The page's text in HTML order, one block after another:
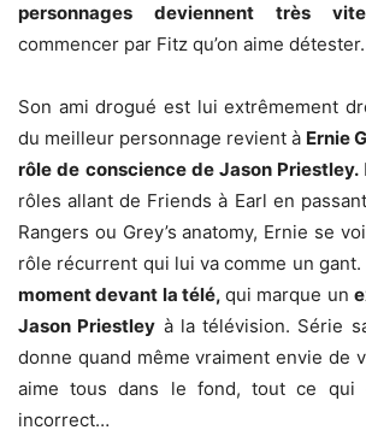
personnages deviennent très
commencer par Fitz qu’on aime détester.
Son ami drogué est lui extrêmement
du meilleur personnage revient à Ernie
rôle de conscience de Jason Priestley.
rôles allant de Friends à Earl en
Rangers ou Grey’s anatomy, Ernie se
rôle récurrent qui lui va comme un gant.
moment devant la télé, qui marque un
Jason Priestley à la télévision. Série
donne quand même vraiment envie de
aime tous dans le fond, tout ce qui
incorrect…